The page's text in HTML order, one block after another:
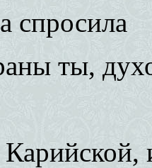
спросила
ты,